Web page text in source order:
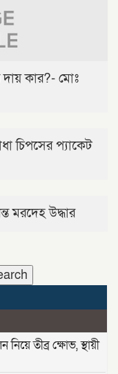
দায় কার?- মোঃ
চিপসের প্যাকেট
মরদেহ উদ্ধার
তীব্র ক্ষোভ, স্থায়ী